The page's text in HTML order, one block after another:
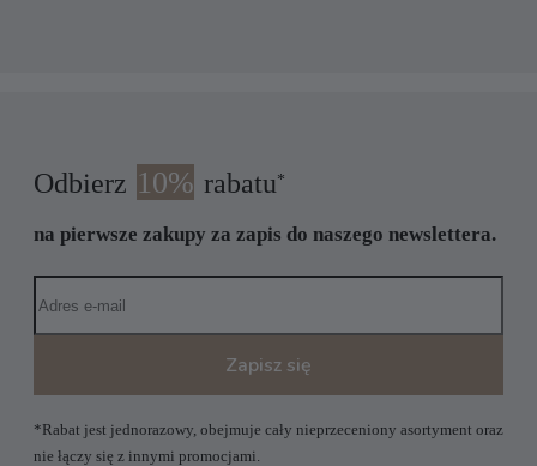
Odbierz 10% rabatu *
na pierwsze zakupy za zapis do naszego newslettera.
Zapisz się
*Rabat jest jednorazowy, obejmuje cały nieprzeceniony asortyment oraz
nie łączy się z innymi promocjami.